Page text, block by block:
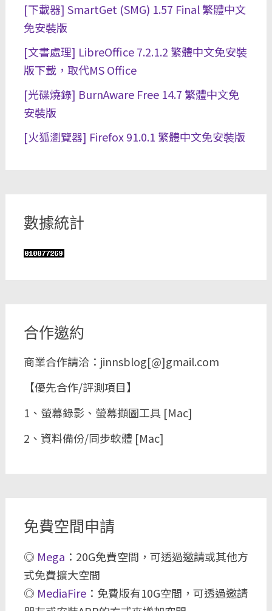
[下載器] SmartGet (SMG) 1.57 Final 繁體中文
免安裝版
[文書處理] LibreOffice 7.2.1.2 繁體中文免安裝
版下載，取代MS Office
[光碟燒錄] BurnAware Free 14.7 繁體中文免
安裝版
[火狐瀏覽器] Firefox 91.0.1 繁體中文免安裝版
數據統計
合作邀約
商業合作請洽：jinnsblog[@]gmail.com
【優先合作/評測項目】
1、螢幕錄影、螢幕擷圖工具 [Mac]
2、資料備份/同步軟體 [Mac]
免費空間申請
◎ Mega ：20G免費空間，可透過邀請或其他方
式免費擴大空間
◎ MediaFire：免費版有10G空間，可透過邀請